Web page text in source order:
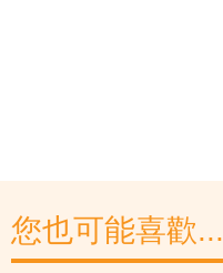
您也可能喜歡...